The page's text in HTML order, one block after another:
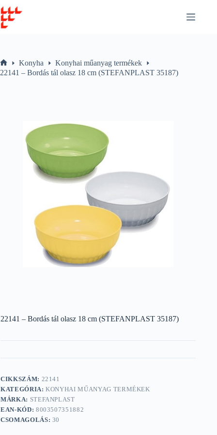
to
content
Home
Konyha
Konyhai műanyag termékek
22141 – Bordás tál olasz 18 cm (STEFANPLAST 35187)
22141 – Bordás tál olasz 18 cm (STEFANPLAST 35187)
CIKKSZÁM: 22141
KATEGÓRIA:KONYHAI MŰANYAG TERMÉKEK
MÁRKA: STEFANPLAST
EAN-KÓD: 8003507351882
CSOMAGOLÁS: 30